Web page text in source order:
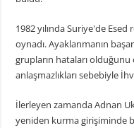
1982 yılında Suriye'de
oynadı. Ayaklanmanın
grupların hataları
anlaşmazlıkları sebebiyle
İlerleyen zamanda Adnan
yeniden kurma girişiminde